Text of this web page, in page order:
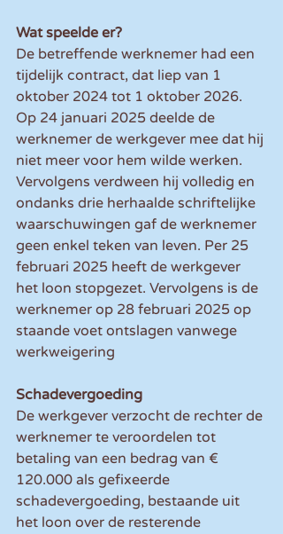
Wat speelde er?
De betreffende werknemer had een
tijdelijk contract, dat liep van 1
oktober 2024 tot 1 oktober 2026.
Op 24 januari 2025 deelde de
werknemer de werkgever mee dat hij
niet meer voor hem wilde werken.
Vervolgens verdween hij volledig en
ondanks drie herhaalde schriftelijke
waarschuwingen gaf de werknemer
geen enkel teken van leven. Per 25
februari 2025 heeft de werkgever
het loon stopgezet. Vervolgens is de
werknemer op 28 februari 2025 op
staande voet ontslagen vanwege
werkweigering
Schadevergoeding
De werkgever verzocht de rechter de
werknemer te veroordelen tot
betaling van een bedrag van €
120.000 als gefixeerde
schadevergoeding, bestaande uit
het loon over de resterende